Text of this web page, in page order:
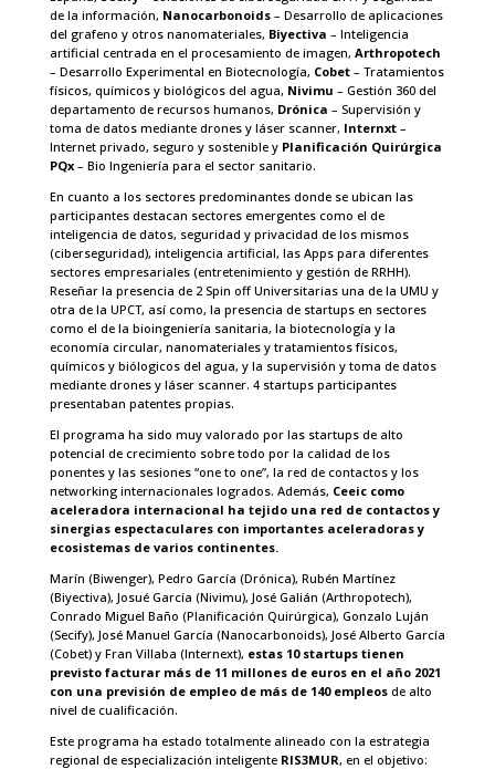
de la información, Nanocarbonoids– Desarrollo de aplicaciones
del grafeno y otros nanomateriales, Biyectiva – Inteligencia
artificial centrada en el procesamiento de imagen, Arthropotech
– Desarrollo Experimental en Biotecnología, Cobet– Tratamientos
físicos, químicos y biológicos del agua, Nivimu – Gestión 360 del
departamento de recursos humanos, Drónica – Supervisión y
toma de datos mediante drones y láser scanner, Internxt–
Internet privado, seguro y sostenible y Planificación Quirúrgica
PQx– Bio Ingeniería para el sector sanitario.
En cuanto a los sectores predominantes donde se ubican las
participantes destacan sectores emergentes como el de
inteligencia de datos, seguridad y privacidad de los mismos
(ciberseguridad), inteligencia artificial, las Apps para diferentes
sectores empresariales (entretenimiento y gestión de RRHH).
Reseñar la presencia de 2 Spin off Universitarias una de la UMU y
otra de la UPCT, así como, la presencia de startups en sectores
como el de la bioingeniería sanitaria, la biotecnología y la
economía circular, nanomateriales y tratamientos físicos,
químicos y biólogicos del agua, y la supervisión y toma de datos
mediante drones y láser scanner. 4 startups participantes
presentaban patentes propias.
El programa ha sido muy valorado por las startups de alto
potencial de crecimiento sobre todo por la calidad de los
ponentes y las sesiones “one to one”, la red de contactos y los
networking internacionales logrados. Además, Ceeic como
aceleradora internacional ha tejido una red de contactos y
sinergias espectaculares con importantes aceleradoras y
ecosistemas de varios continentes.
Marín (Biwenger), Pedro García (Drónica), Rubén Martínez
(Biyectiva), Josué García (Nivimu), José Galián (Arthropotech),
Conrado Miguel Baño (Planificación Quirúrgica), Gonzalo Luján
(Secify), José Manuel García (Nanocarbonoids), José Alberto García
(Cobet) y Fran Villaba (Internext), estas 10 startups tienen
previsto facturar más de 11 millones de euros en el año 2021
con una previsión de empleo de más de 140 empleosde alto
nivel de cualificación.
Este programa ha estado totalmente alineado con la estrategia
regional de especialización inteligente RIS3MUR, en el objetivo: